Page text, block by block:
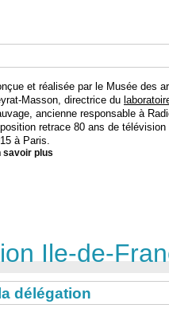
et réalisée par le Musée des
Masson, directrice du
ancienne responsable à
retrace 80 ans de
à Paris.
savoir plus
Ile-de-
délégation